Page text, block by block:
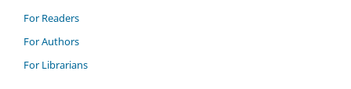
For Readers
For Authors
For Librarians